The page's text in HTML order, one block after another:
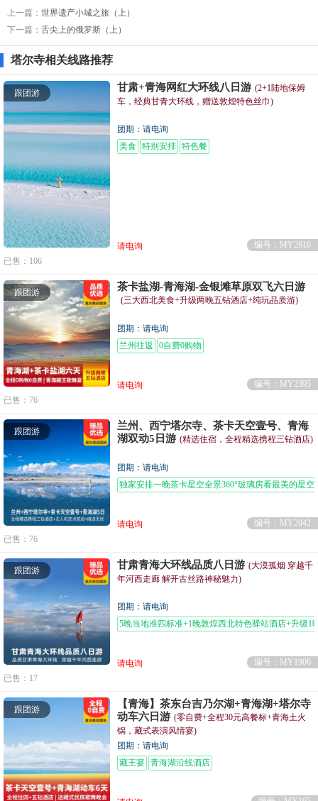
上一篇： 世界遗产小城之旅（上）
下一篇： 舌尖上的俄罗斯（上）
塔尔寺相关线路推荐
跟团游 甘肃+青海网红大环线八日游 (2+1陆地保姆
车，经典甘青大环线，赠送敦煌特色丝巾)
团期：请电询
美食 特别安排 特色餐
请电询
编号：MY2610
已售：106
跟团游 茶卡盐湖-青海湖-金银滩草原双飞六日游
(三大西北美食+升级两晚五钻酒店+纯玩品质游)
团期：请电询
兰州往返
0自费0购物
请电询
编号：MY2395
已售：76
跟团游
兰州、西宁塔尔寺、茶卡天空壹号、青海
湖双动5日游 (精选住宿，全程精选携程三钻酒店)
团期：请电询
独家安排一晚茶卡星空全景360°玻璃房看最美的星空
请电询
编号：MY2042
已售：76
跟团游 甘肃青海大环线品质八日游 (大漠孤烟 穿越千
年河西走廊 解开古丝路神秘魅力)
团期：请电询
5晚当地准四标准+1晚敦煌西北特色驿站酒店+升级1
请电询
编号：MY1906
已售：17
跟团游
【青海】茶东台吉乃尔湖+青海湖+塔尔寺
动车六日游 (零自费+全程30元高餐标+青海土火
锅，藏式表演风情宴)
团期：请电询
藏王宴 青海湖沿线酒店